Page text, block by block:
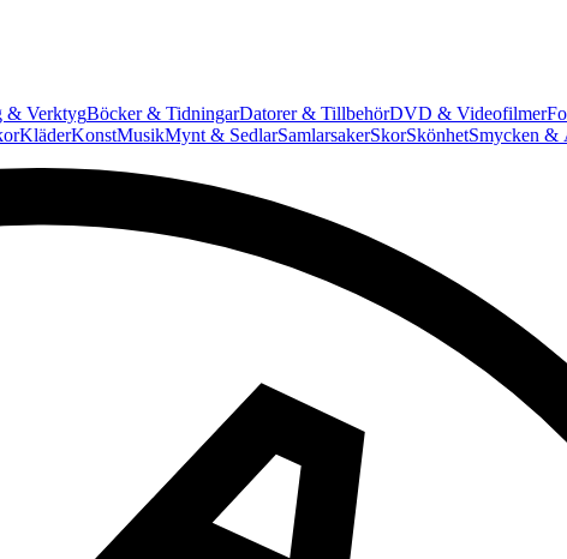
& VerktygBöcker & TidningarDatorer & TillbehörDVD & Videofilmer
KläderKonstMusikMynt & SedlarSamlarsakerSkorSkönhetSmycken &